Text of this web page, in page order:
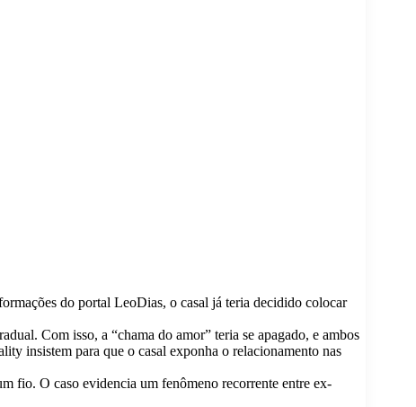
do portal LeoDias, o casal já teria decidido colocar
Com isso, a “chama do amor” teria se apagado, e ambos
insistem para que o casal exponha o relacionamento nas
fio. O caso evidencia um fenômeno recorrente entre ex-